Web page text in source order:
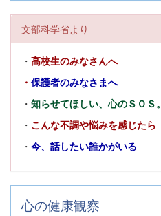
文部科学省より
・ 高校生のみなさんへ
・ 保護者のみなさまへ
・ 知らせてほしい、心のＳＯＳ。
・ こんな不調や悩みを感じたら
・ 今、話したい誰かがいる
心の健康観察